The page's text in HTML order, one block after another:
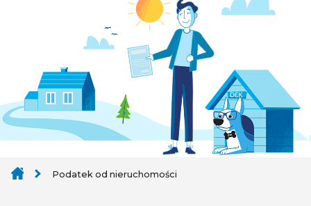
Podatek od nieruchomości